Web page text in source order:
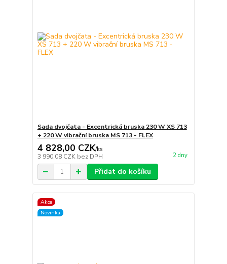
Sada dvojčata - Excentrická bruska 230 W XS 713
+ 220 W vibrační bruska MS 713 - FLEX
4 828,00 CZK/ks
3 990,08 CZK bez DPH 2 dny
Přidat do košíku
Akce
Novinka